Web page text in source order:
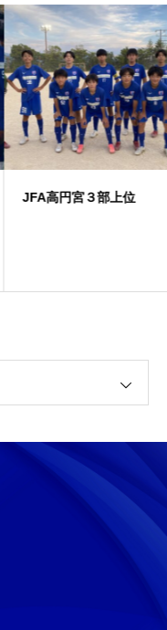
高円宮３部上位